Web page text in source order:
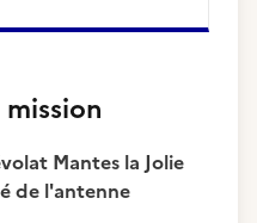
Mantes la Jolie
de l'antenne